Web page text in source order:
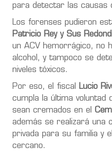
para detectar las causas
Los forenses pudieron
Patricio Rey y Sus
un ACV hemorrágico, no
alcohol, y tampoco se
niveles tóxicos.
Por eso, el fiscal Lucio
cumpla la última voluntad
sean cremados en el
además se realizará una
privada para su familia y
cercano.